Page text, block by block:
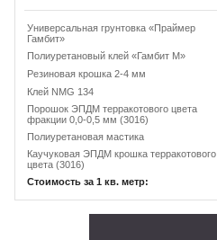
Универсальная грунтовка «Праймер
Гамбит»
Полиуретановый клей «Гамбит М»
Резиновая крошка 2-4 мм
Клей NMG 134
Порошок ЭПДМ терракотового цвета
фракции 0,0-0,5 мм (3016)
Полиуретановая мастика
Каучуковая ЭПДМ крошка терракотового
цвета (3016)
Стоимость за 1 кв. метр: